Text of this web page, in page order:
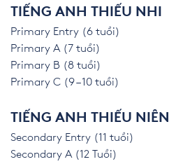
TIẾNG ANH THIẾU NHI
Primary Entry (6 tuổi)
Primary A (7 tuổi)
Primary B (8 tuổi)
Primary C (9 – 10 tuổi)
TIẾNG ANH THIẾU NIÊN
Secondary Entry (11 tuổi)
Secondary A (12 Tuổi)